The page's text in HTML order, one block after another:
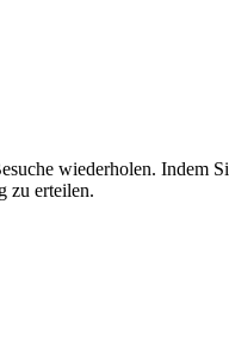
wiederholen. Indem
zu erteilen.